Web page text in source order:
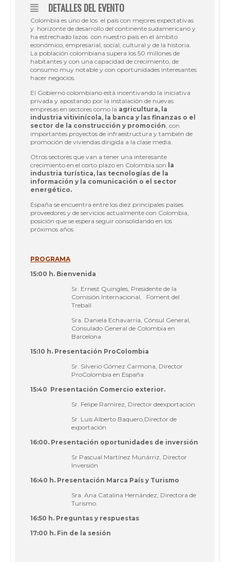
DETALLES DEL EVENTO
Colombia es uno de los el país con mejores expectativas
y horizonte de desarrollo del continente sudamericano y
ha estrechado lazos con nuestro país en el ámbito
económico, empresarial, social, cultural y de la historia.
La población colombiana supera los 50 millones de
habitantes y con una capacidad de crecimiento, de
consumo muy notable y con oportunidades interesantes
hacer negocios.
El Gobierno colombiano está incentivando la iniciativa
privada y apostando por la instalación de nuevas
empresas en sectores como la agricultura, la
industria vitivinícola, la banca y las finanzas o el
sector de la construcción y promoción , con
importantes proyectos de infraestructura y también de
promoción de viviendas dirigida a la clase media.
Otros sectores que van a tener una interesante
crecimiento en el corto plazo en Colombia son la
industria turística, las tecnologías de la
información y la comunicación o el sector
energético.
España se encuentra entre los diez principales países
proveedores y de servicios actualmente con Colombia,
posición que se espera seguir consolidando en los
próximos años
PROGRAMA
15:00 h. Bienvenida
Sr. Ernest Quingles, Presidente de la
Comisión Internacional, Foment del
Treball
Sra. Daniela Echavarría, Cónsul General,
Consulado General de Colombia en
Barcelona
15:10 h. Presentación ProColombia
Sr. Silverio Gómez Carmona, Director
ProColombia en España
15:40 Presentación Comercio exterior.
Sr. Felipe Ramìrez, Director deexportación
Sr. Luis Alberto Baquero,Director de
exportación
16:00. Presentación oportunidades de inversión
Sr Pascual Martínez Munárriz, Director
Inversión
16:40 h. Presentación Marca País y Turismo
Sra. Ana Catalina Hernández, Directora de
Turismo.
16:50 h. Preguntas y respuestas
17:00 h. Fin de la sesión